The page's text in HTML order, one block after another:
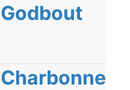
Godbout
Charbonneau